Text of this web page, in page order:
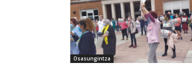
Osasungintza